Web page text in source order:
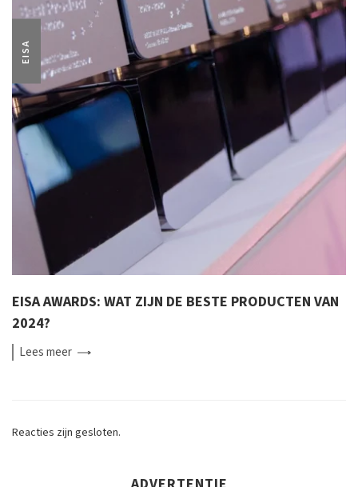
EISA
EISA AWARDS: WAT ZIJN DE BESTE PRODUCTEN VAN
2024?
Leesmeer
Reacties zijn gesloten.